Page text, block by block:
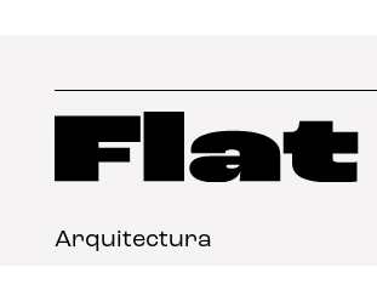
Arquitectura